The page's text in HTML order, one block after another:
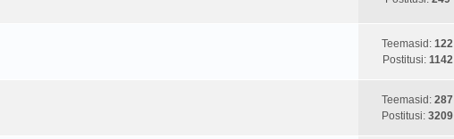
Teemasid: 122
Postitusi: 1142
Teemasid: 287
Postitusi: 3209